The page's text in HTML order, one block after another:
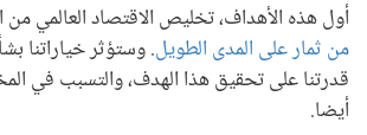
أول هذه الأهداف، تخليص الاقتصاد العالمي من
من ثمار على المدى الطويل. وستؤثر خياراتنا
قدرتنا على تحقيق هذا الهدف، والتسبب في
أيضا.